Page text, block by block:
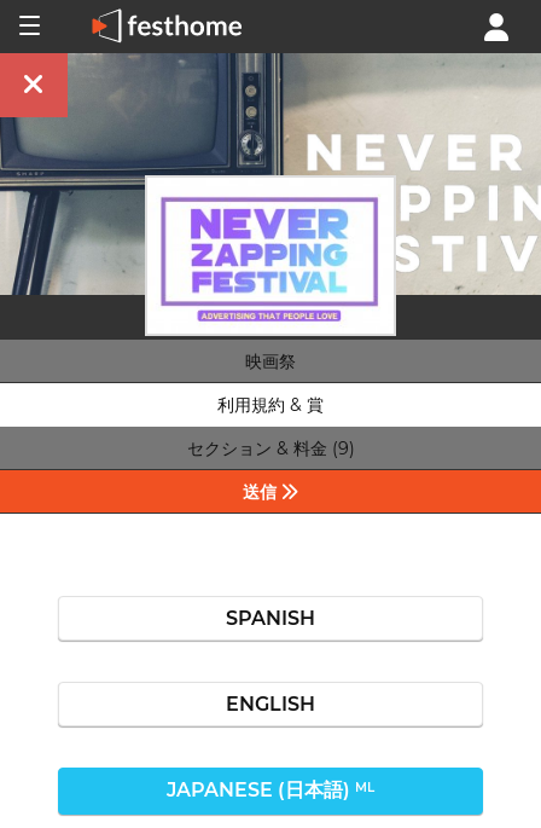
映画祭
利用規約 & 賞
セクション & 料金 (9)
送信
SPANISH
ENGLISH
JAPANESE (日本語) ML